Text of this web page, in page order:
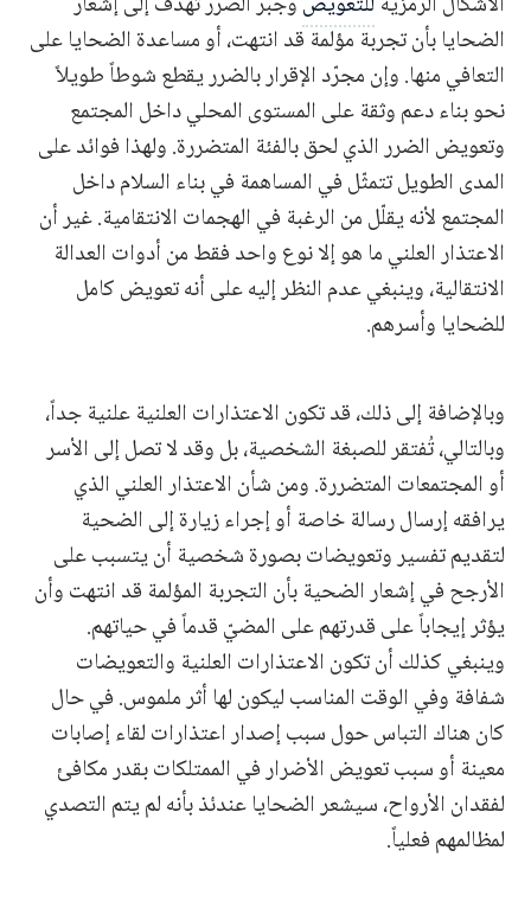
الضحايا بأن تجربة مؤلمة قد انتهت، أو مساعدة الضحايا على
التعافي منها. وإن مجرّد الإقرار بالضرر يقطع شوطاً طويلاً
نحو بناء دعم وثقة على المستوى المحلي داخل المجتمع
وتعويض الضرر الذي لحق بالفئة المتضررة. ولهذا فوائد على
المدى الطويل تتمثّل في المساهمة في بناء السلام داخل
المجتمع لأنه يقلّل من الرغبة في الهجمات الانتقامية. غير أن
الاعتذار العلني ما هو إلا نوع واحد فقط من أدوات العدالة
الانتقالية، وينبغي عدم النظر إليه على أنه تعويض كامل
للضحايا وأسرهم.
وبالإضافة إلى ذلك، قد تكون الاعتذارات العلنية علنية جداً،
وبالتالي، تُفتقر للصبغة الشخصية، بل وقد لا تصل إلى الأسر
أو المجتمعات المتضررة. ومن شأن الاعتذار العلني الذي
يرافقه إرسال رسالة خاصة أو إجراء زيارة إلى الضحية
لتقديم تفسير وتعويضات بصورة شخصية أن يتسبب على
الأرجح في إشعار الضحية بأن التجربة المؤلمة قد انتهت وأن
يؤثر إيجاباً على قدرتهم على المضيّ قدماً في حياتهم.
وينبغي كذلك أن تكون الاعتذارات العلنية والتعويضات
شفافة وفي الوقت المناسب ليكون لها أثر ملموس. في حال
كان هناك التباس حول سبب إصدار اعتذارات لقاء إصابات
معينة أو سبب تعويض الأضرار في الممتلكات بقدر مكافئ
لفقدان الأرواح، سيشعر الضحايا عندئذ بأنه لم يتم التصدي
لمظالمهم فعلياً.